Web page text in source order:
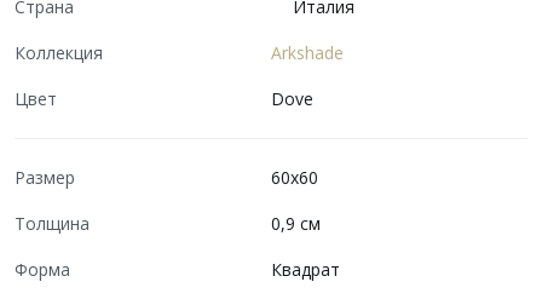
Страна
Италия
Коллекция
Arkshade
Цвет
Dove
Размер
60x60
Толщина
0,9 см
Форма
Квадрат